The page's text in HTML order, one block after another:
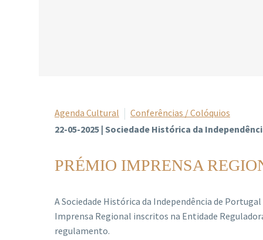
Agenda Cultural
Conferências / Colóquios
22-05-2025 | Sociedade Histórica da
PRÉMIO IMPRENSA
A Sociedade Histórica da Independência de
Imprensa Regional inscritos na Entidade
regulamento.